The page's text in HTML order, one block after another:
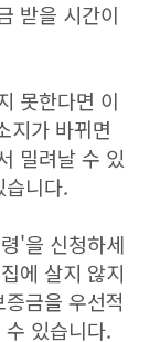
받을 시간이
못한다면 이
지가 바뀌면
밀려날 수 있
니다.
'을 신청하세
에 살지 않지
금을 우선적
있습니다.